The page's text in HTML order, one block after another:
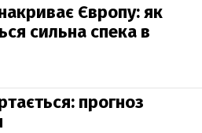
Європу: як
сильна спека в
прогноз